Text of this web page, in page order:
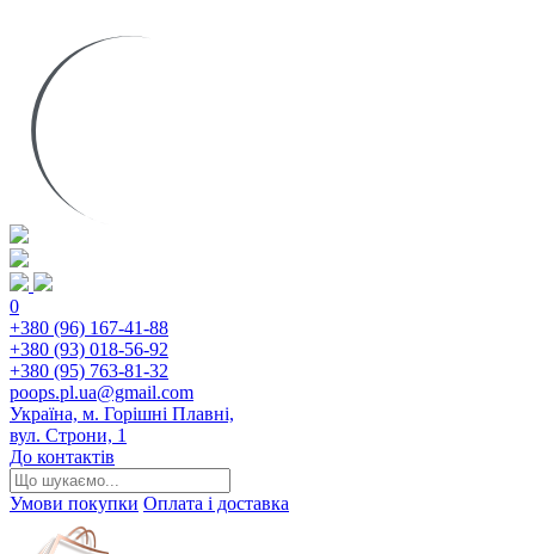
0
+380 (96) 167-41-88
+380 (93) 018-56-92
+380 (95) 763-81-32
poops.pl.ua@gmail.com
Україна, м. Горішні Плавні,
вул. Строни, 1
До контактів
Умови покупки Оплата і доставка